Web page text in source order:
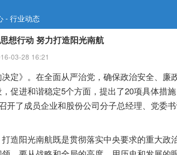
- 行业动态
想行动 努力打造阳光南航
03-28 16:21
》。在全面从严治党，确保政治安全、廉
进和谐稳定5个方面，提出了20项具体措施
了成员企业和股份公司分子总经理、党委
阳光南航既是贯彻落实中央要求的重大政